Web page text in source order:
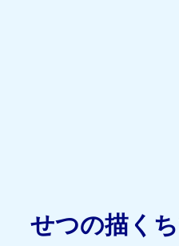
せつの描く